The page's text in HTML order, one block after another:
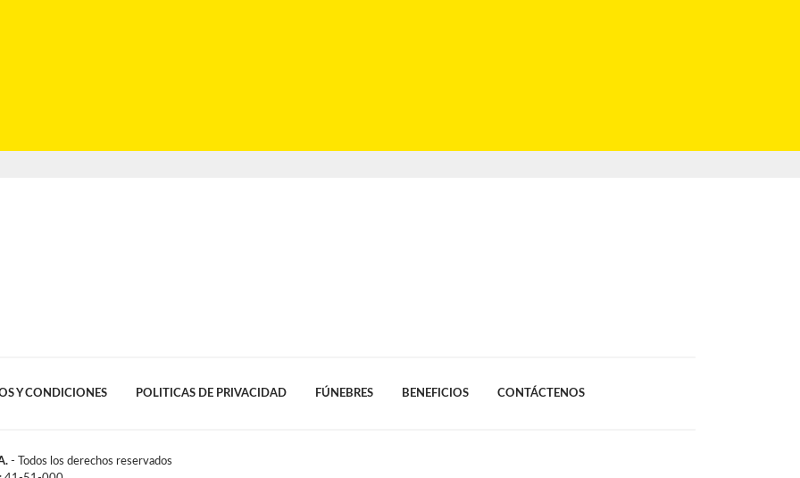
Y CONDICIONES POLITICAS DE PRIVACIDAD FÚNEBRES BENEFICIOS CONTÁCTENOS
- Todos los derechos reservados